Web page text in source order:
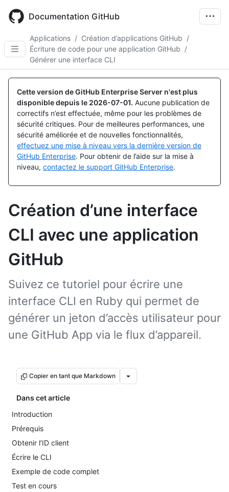
main
Documentation GitHub
Applications / Création d’applications GitHub /
Écriture de code pour une application GitHub /
Générer une interface CLI
Cette version de GitHub Enterprise Server n'est plus
disponible depuis le 2026-07-01. Aucune publication de
correctifs n’est effectuée, même pour les problèmes de
sécurité critiques. Pour de meilleures performances, une
sécurité améliorée et de nouvelles fonctionnalités,
effectuez une mise à niveau vers la dernière version de
GitHub Enterprise. Pour obtenir de l’aide sur la mise à
niveau, contactez le support GitHub Enterprise.
Création d’une interface
CLI avec une application
GitHub
Suivez ce tutoriel pour écrire une
interface CLI en Ruby qui permet de
générer un jeton d’accès utilisateur pour
une GitHub App via le flux d’appareil.
Copier en tant que Markdown
Dans cet article
Introduction
Prérequis
Obtenir l’ID client
Écrire le CLI
Exemple de code complet
Test en cours